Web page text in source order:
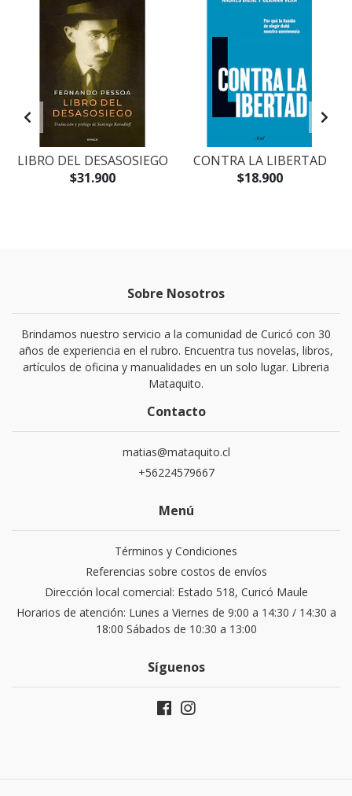
LIBRO DEL DESASOSIEGO
$31.900
CONTRA LA LIBERTAD
$18.900
Sobre Nosotros
Brindamos nuestro servicio a la comunidad de Curicó con 30
años de experiencia en el rubro. Encuentra tus novelas, libros,
artículos de oficina y manualidades en un solo lugar. Libreria
Mataquito.
Contacto
matias@mataquito.cl
+56224579667
Menú
Términos y Condiciones
Referencias sobre costos de envíos
Dirección local comercial: Estado 518, Curicó Maule
Horarios de atención: Lunes a Viernes de 9:00 a 14:30 / 14:30 a
18:00 Sábados de 10:30 a 13:00
Síguenos